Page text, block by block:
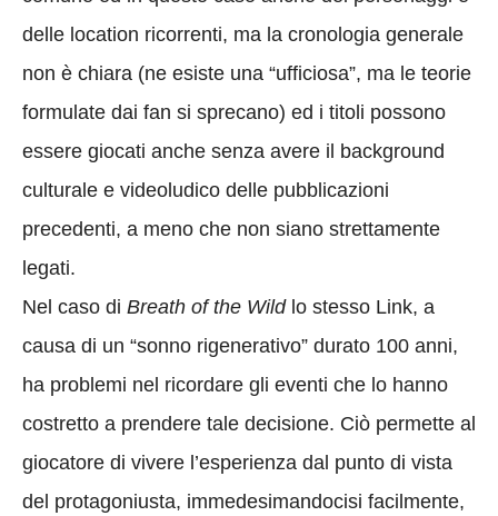
delle location ricorrenti, ma la cronologia generale
non è chiara (ne esiste una “ufficiosa”, ma le teorie
formulate dai fan si sprecano) ed i titoli possono
essere giocati anche senza avere il background
culturale e videoludico delle pubblicazioni
precedenti, a meno che non siano strettamente
legati.
Nel caso di Breath of the Wildlo stesso Link, a
causa di un “sonno rigenerativo” durato 100 anni,
ha problemi nel ricordare gli eventi che lo hanno
costretto a prendere tale decisione. Ciò permette al
giocatore di vivere l’esperienza dal punto di vista
del protagoniusta, immedesimandocisi facilmente,